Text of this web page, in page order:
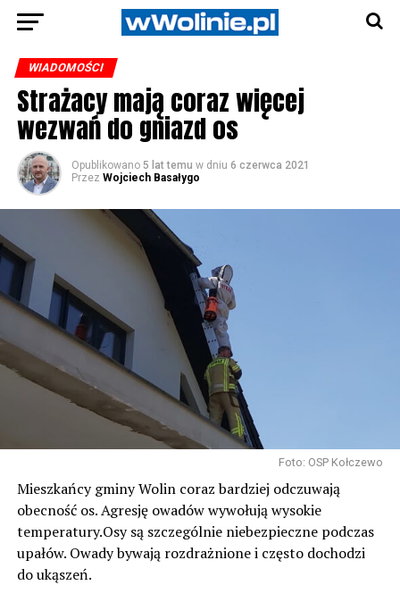
WIADOMOŚCI
Strażacy mają coraz więcej
wezwań do gniazd os
Opublikowano 5 lat temu w dniu 6 czerwca 2021
Przez Wojciech Basałygo
Foto: OSP Kołczewo
Mieszkańcy gminy Wolin coraz bardziej odczuwają
obecność os. Agresję owadów wywołują wysokie
temperatury.Osy są szczególnie niebezpieczne podczas
upałów. Owady bywają rozdrażnione i często dochodzi
do ukąszeń.